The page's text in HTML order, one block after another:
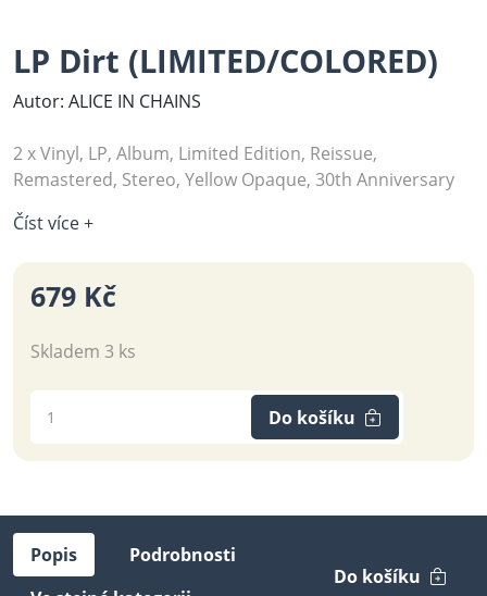
LP Dirt (LIMITED/COLORED)
Autor: ALICE IN CHAINS
2 x Vinyl, LP, Album, Limited Edition, Reissue,
Remastered, Stereo, Yellow Opaque, 30th Anniversary
Číst více +
679 Kč
Skladem 3 ks
Do košíku
Popis
Podrobnosti
Do košíku